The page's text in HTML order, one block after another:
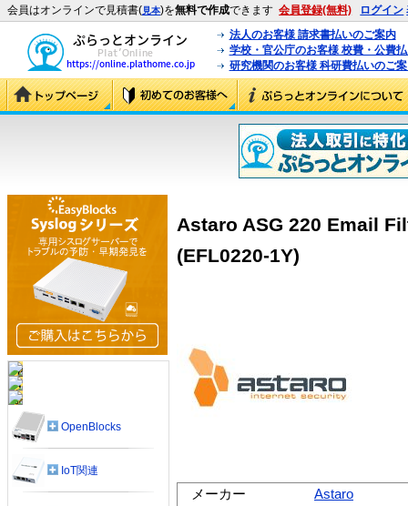
会員はオンラインで見積書(見本)を無料で作成できます 会員登録(無料) ログイン
法人のお客様 請求書払いのご案内
学校・官公庁のお客様 校費・公費
研究機関のお客様 科研費払いのご
Astaro ASG 220 Email
(EFL0220-1Y)
メーカー
Astaro
OpenBlocks
IoT関連